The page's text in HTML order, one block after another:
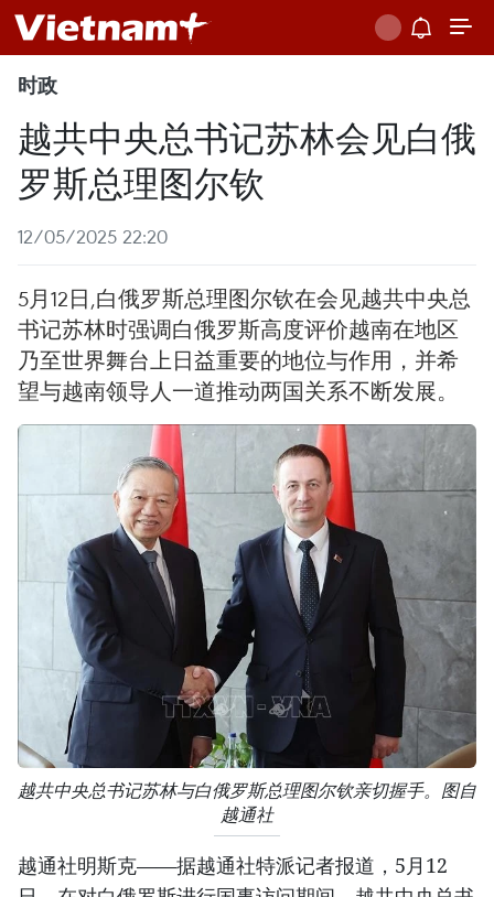
时政
越共中央总书记苏林会见白俄
罗斯总理图尔钦
12/05/2025 22:20
5月12日,白俄罗斯总理图尔钦在会见越共中央总
书记苏林时强调白俄罗斯高度评价越南在地区
乃至世界舞台上日益重要的地位与作用，并希
望与越南领导人一道推动两国关系不断发展。
越共中央总书记苏林与白俄罗斯总理图尔钦亲切握手。图自
越通社
越通社明斯克——据越通社特派记者报道，5月12